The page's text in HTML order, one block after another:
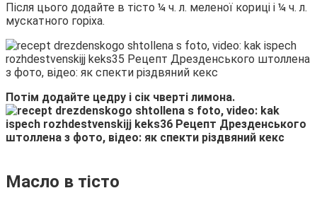
Після цього додайте в тісто ¼ ч. л. меленої кориці і ¼ ч. л.
мускатного горіха.
Потім додайте цедру і сік чверті лимона.
Масло в тісто